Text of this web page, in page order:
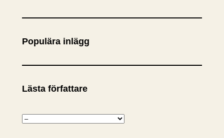
k
Populära inlägg
Lästa författare
K